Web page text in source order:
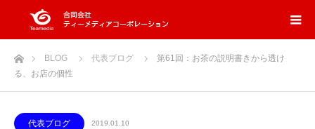
ホームBLOG 代表ブログ
第61回：お茶の説明書きから透け
る、お店の個性
代表ブログ 2019.01.10